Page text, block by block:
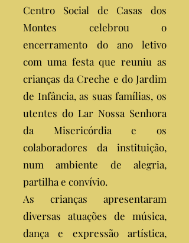
Centro Social de Casas dos
Montes celebrou o
encerramento do ano letivo
com uma festa que reuniu as
crianças da Creche e do Jardim
de Infância, as suas famílias, os
utentes do Lar Nossa Senhora
da Misericórdia e os
colaboradores da instituição,
num ambiente de alegria,
partilha e convívio.
As crianças apresentaram
diversas atuações de música,
dança e expressão artística,